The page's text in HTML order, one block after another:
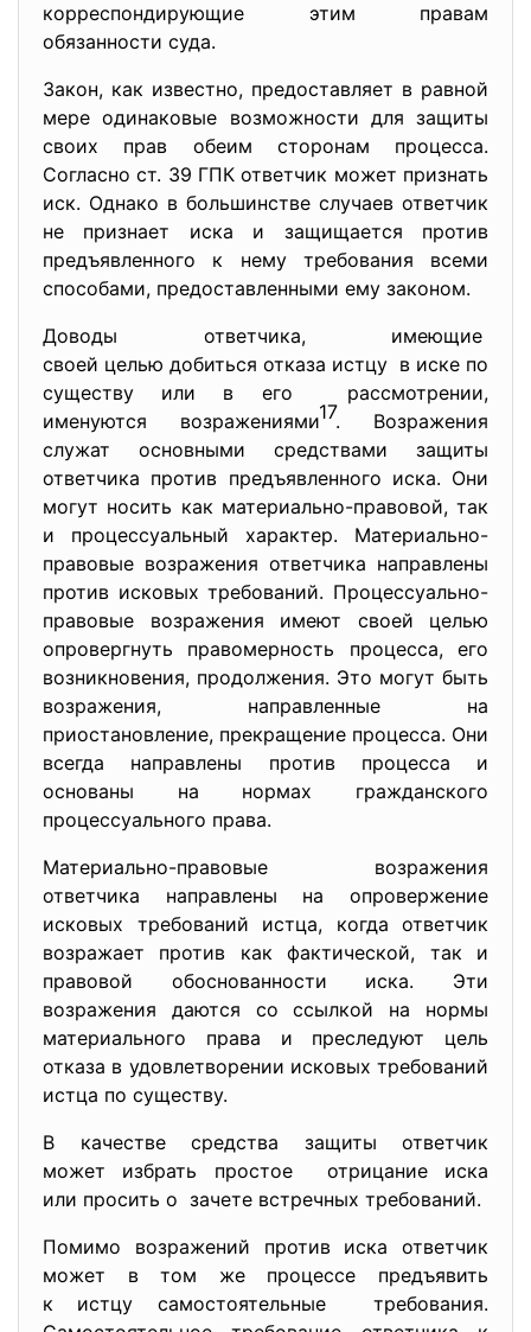
корреспондирующие этим правам
обязанности суда.
Закон, как известно, предоставляет в равной
мере одинаковые возможности для защиты
своих прав обеим сторонам процесса.
Согласно ст. 39 ГПК ответчик может признать
иск. Однако в большинстве случаев ответчик
не признает иска и защищается против
предъявленного к нему требования всеми
способами, предоставленными ему законом.
Доводы ответчика, имеющие
своей целью добиться отказа истцу в иске по
существу или в его рассмотрении,
именуются возражениями17. Возражения
служат основными средствами защиты
ответчика против предъявленного иска. Они
могут носить как материально-правовой, так
и процессуальный характер. Материально-
правовые возражения ответчика направлены
против исковых требований. Процессуально-
правовые возражения имеют своей целью
опровергнуть правомерность процесса, его
возникновения, продолжения. Это могут быть
возражения, направленные на
приостановление, прекращение процесса. Они
всегда направлены против процесса и
основаны на нормах гражданского
процессуального права.
Материально-правовые возражения
ответчика направлены на опровержение
исковых требований истца, когда ответчик
возражает против как фактической, так и
правовой обоснованности иска. Эти
возражения даются со ссылкой на нормы
материального права и преследуют цель
отказа в удовлетворении исковых требований
истца по существу.
В качестве средства защиты ответчик
может избрать простое отрицание иска
или просить о зачете встречных требований.
Помимо возражений против иска ответчик
может в том же процессе предъявить
к истцу самостоятельные требования.